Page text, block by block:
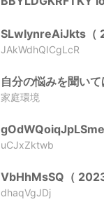
SLwIynreAiJkts（
JAkWdhQICgLcR
自分の悩みを聞い
家庭環境
uCJxZktwb
VbHhMsSQ（
dhaqVgJDj